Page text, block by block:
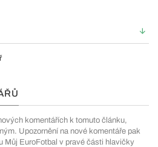
komentářích k tomuto článku,
Upozornění na nové komentáře pak
Můj EuroFotbal v pravé části hlavičky